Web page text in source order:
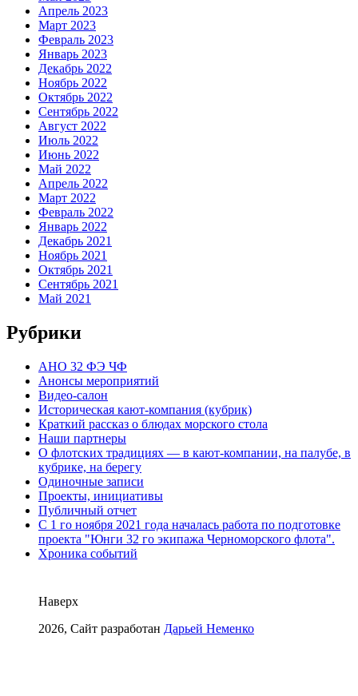
Апрель 2023
Март 2023
Февраль 2023
Январь 2023
Декабрь 2022
Ноябрь 2022
Октябрь 2022
Сентябрь 2022
Август 2022
Июль 2022
Июнь 2022
Май 2022
Апрель 2022
Март 2022
Февраль 2022
Январь 2022
Декабрь 2021
Ноябрь 2021
Октябрь 2021
Сентябрь 2021
Май 2021
Рубрики
АНО 32 ФЭ ЧФ
Анонсы мероприятий
Видео-салон
Историческая кают-компания (кубрик)
Краткий рассказ о блюдах морского стола
Наши партнеры
О флотских традициях — в кают-компании, на палубе, в
кубрике, на берегу
Одиночные записи
Проекты, инициативы
Публичный отчет
С 1 го ноября 2021 года началась работа по подготовке
проекта "Юнги 32 го экипажа Черноморского флота".
Хроника событий
Наверх
2026, Сайт разработан Дарьей Неменко